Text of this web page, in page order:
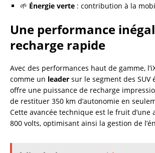
🌱 Énergie verte : contribution à la
Une performance
recharge rapide
Avec des performances haut de gamme,
comme un leader sur le segment des SUV
offre une puissance de recharge
de restituer 350 km d’autonomie en
Cette avancée technique est le fruit d’une
800 volts, optimisant ainsi la gestion de